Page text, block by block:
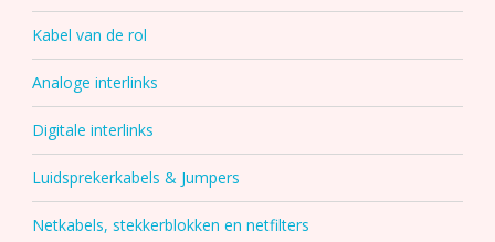
Kabel van de rol
Analoge interlinks
Digitale interlinks
Luidsprekerkabels & Jumpers
Netkabels, stekkerblokken en netfilters